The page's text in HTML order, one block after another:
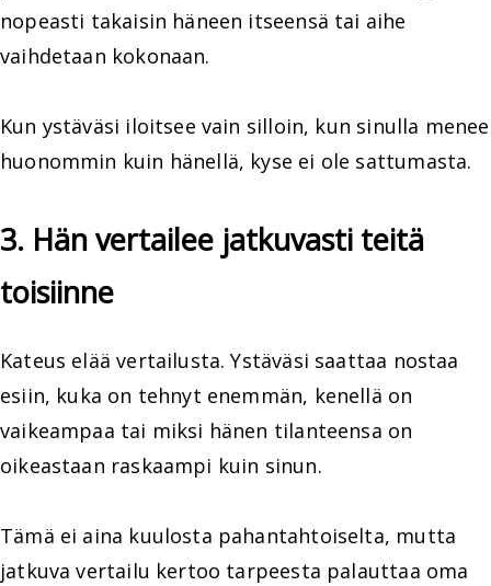
nopeasti takaisin häneen itseensä tai aihe
vaihdetaan kokonaan.
Kun ystäväsi iloitsee vain silloin, kun sinulla menee
huonommin kuin hänellä, kyse ei ole sattumasta.
3. Hän vertailee jatkuvasti teitä
toisiinne
Kateus elää vertailusta. Ystäväsi saattaa nostaa
esiin, kuka on tehnyt enemmän, kenellä on
vaikeampaa tai miksi hänen tilanteensa on
oikeastaan raskaampi kuin sinun.
Tämä ei aina kuulosta pahantahtoiselta, mutta
jatkuva vertailu kertoo tarpeesta palauttaa oma